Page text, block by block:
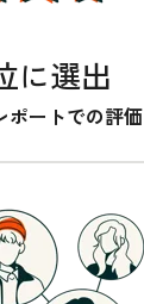
に選出
ポートでの評価